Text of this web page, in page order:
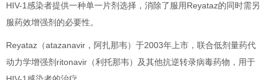
HIV-1感染者提供一种单一片剂选择，消除了服用Reyataz的同时需另
服药效增强剂的必要性。
Reyataz（atazanavir，阿扎那韦）于2003年上市，联合低剂量药代
动力学增强剂ritonavir（利托那韦）及其他抗逆转录病毒药物，用于